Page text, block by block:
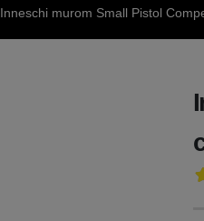
Inneschi murom Small Pistol